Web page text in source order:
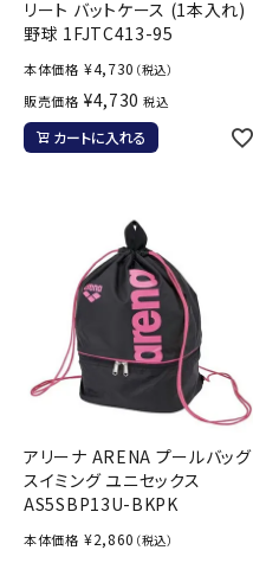
リート バットケース (1本入れ)
野球 1FJTC413-95
本体価格 ¥4,730 （税込）
販売価格 ¥4,730 税込
カートに入れる
アリーナ ARENA プールバッグ
スイミング ユニセックス
AS5SBP13U-BKPK
本体価格 ¥2,860 （税込）